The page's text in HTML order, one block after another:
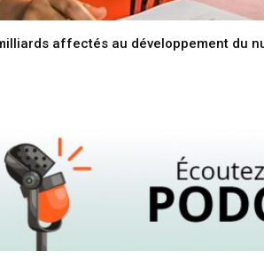
affectés au développement du